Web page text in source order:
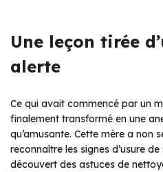
Une leçon tirée
alerte
Ce qui avait commencé par un
finalement transformé en une
qu’amusante. Cette mère a non
reconnaître les signes d’usure
découvert des astuces de